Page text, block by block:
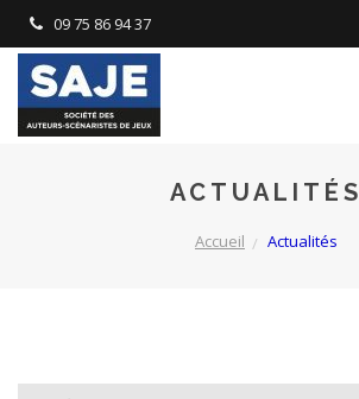
Panneau de gestion des cookies
09 75 86 94 37
ACTUALITÉS
Accueil Actualités